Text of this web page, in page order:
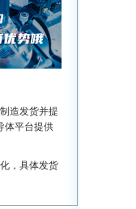
造发货并提
体平台提供
，具体发货